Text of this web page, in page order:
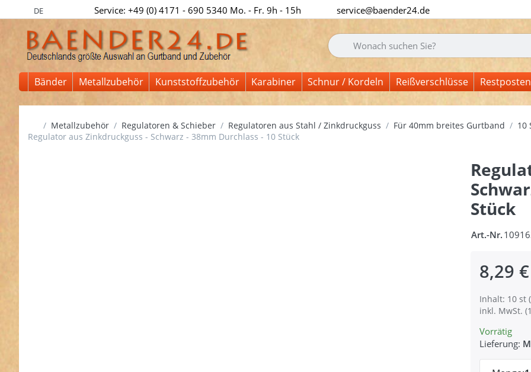
DE Service: +49 (0) 4171 - 690 5340 Mo. - Fr. 9h - 15h service@baender24.de
Geben Sie einen Suchbegriff ein. Während Sie
Bänder Metallzubehör Kunststoffzubehör Karabiner Schnur / Kordeln Reißverschlüsse Restposten
Startseite
Metallzubehör Regulatoren & Schieber Regulatoren aus Stahl / Zinkdruckguss Für 40mm breites Gurtband
10
Regulator aus Zinkdruckguss - Schwarz - 38mm Durchlass - 10 Stück
Stück
Art.-Nr.
8,29 €
Inhalt: 10 st
inkl. MwSt.
Vorrätig
Lieferung: